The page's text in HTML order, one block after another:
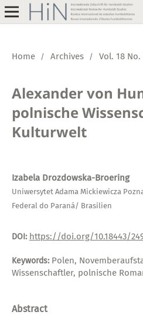
Home / Archives / Vol. 18 No.
Alexander von
polnische
Kulturwelt
Izabela Drozdowska-Broering
Uniwersytet Adama Mickiewicza
Federal do Paraná/ Brasilien
DOI: https://doi.org/10.18443/
Keywords: Polen,
Wissenschaftler, polnische
Abstract